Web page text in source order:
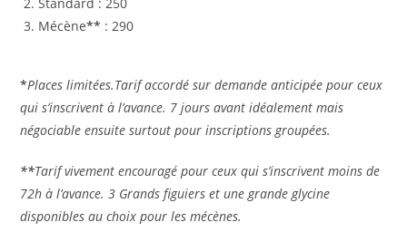
Mécène** : 290
*Places limitées.Tarif accordé sur demande anticipée pour ceux
qui s’inscrivent à l’avance. 7 jours avant idéalement mais
négociable ensuite surtout pour inscriptions groupées.
**Tarif vivement encouragé pour ceux qui s’inscrivent moins de
72h à l’avance. 3 Grands figuiers et une grande glycine
disponibles au choix pour les mécènes.